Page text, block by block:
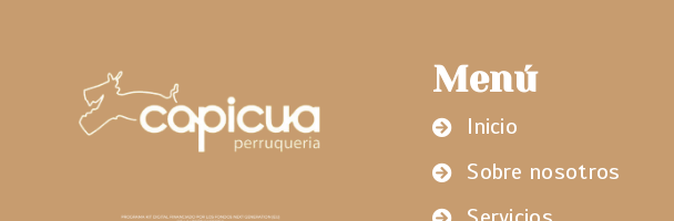
Menú
Inicio
Sobre nosotros